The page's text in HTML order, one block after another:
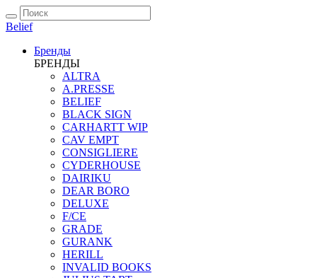
Belief
Бренды
БРЕНДЫ
ALTRA
A.PRESSE
BELIEF
BLACK SIGN
CARHARTT WIP
CAV EMPT
CONSIGLIERE
CYDERHOUSE
DAIRIKU
DEAR BORO
DELUXE
F/CE
GRADE
GURANK
HERILL
INVALID BOOKS